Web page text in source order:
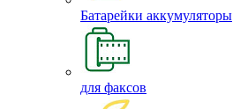
Батарейки аккумуляторы
для факсов